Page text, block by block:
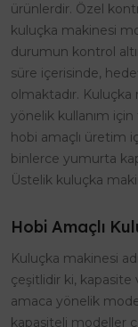
ürünlerdir. Özel
kuluçka makinesi
durumun kontrol
süre içerisinde,
olmaktadır.
yönelik kullanım
hobi amaçlı üretim
binlerce yumurta
Üstelik kuluçka
Hobi Amaçlı
Kuluçka makinesi
çeşitlidir ki,
amaca yönelik
kapasiteli modeller